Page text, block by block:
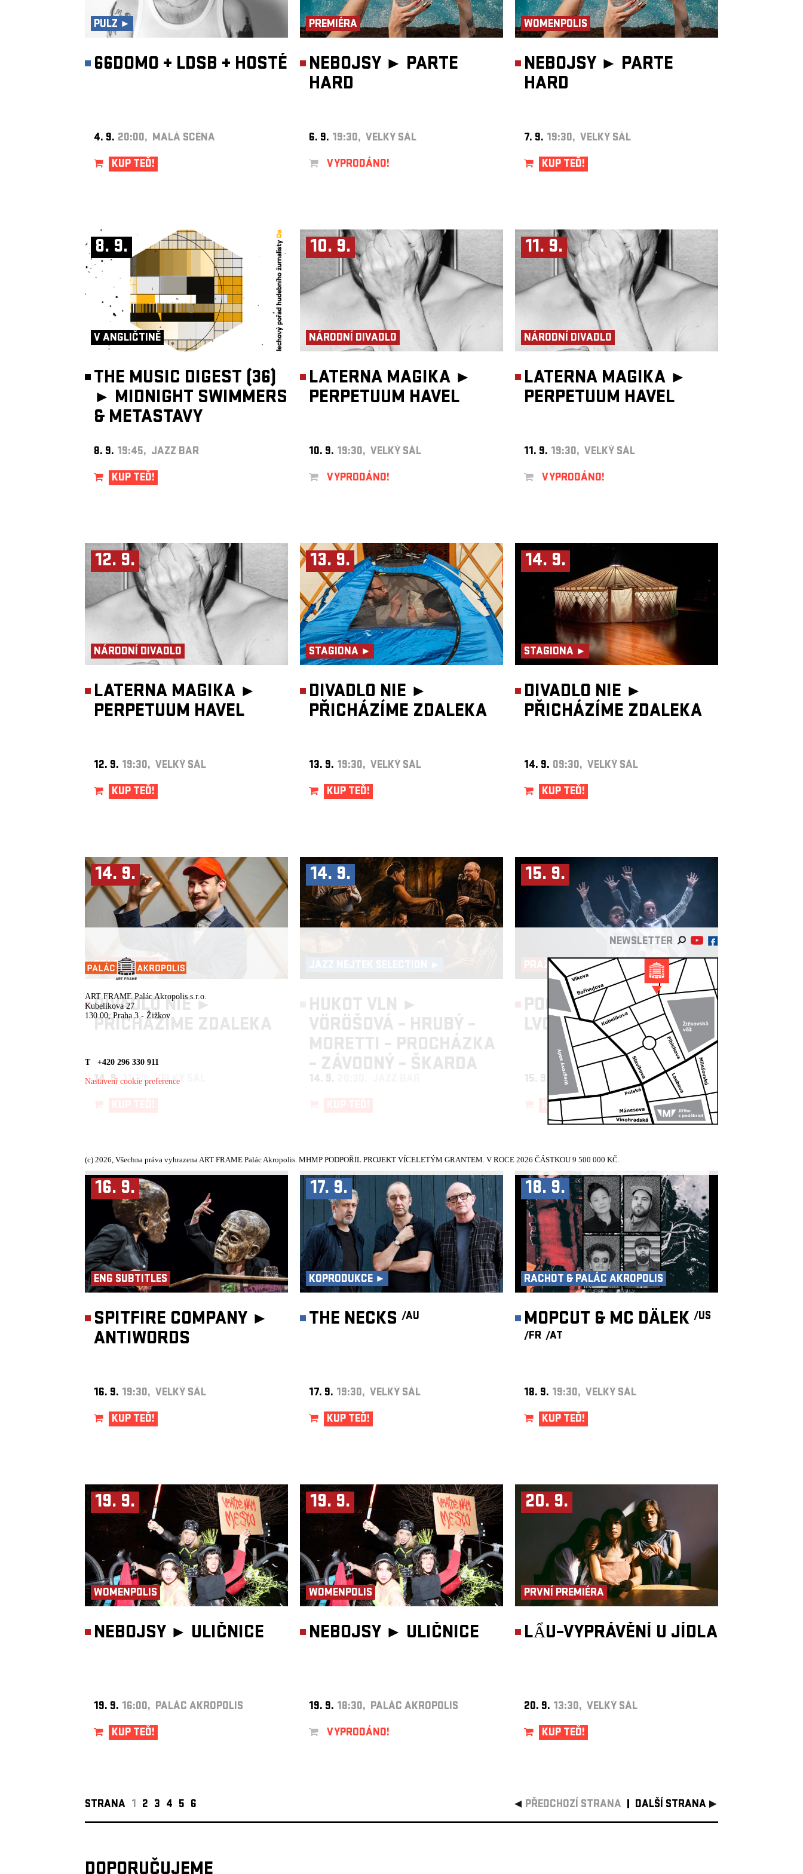
PULZ ►
66DOMO + LDSB + HOSTÉ
4. 9. 20:00, MALÁ SCÉNA
KUP TEĎ!
PREMIÉRA
NEBOJSY ► PARTE
HARD
6. 9. 19:30, VELKÝ SÁL
VYPRODÁNO!
WOMENPOLIS
NEBOJSY ► PARTE
HARD
7. 9. 19:30, VELKÝ SÁL
KUP TEĎ!
8. 9.
V ANGLIČTINĚ
THE MUSIC DIGEST (36)
► MIDNIGHT SWIMMERS
& METASTAVY
8. 9. 19:45, JAZZ BAR
KUP TEĎ!
10. 9.
NÁRODNÍ DIVADLO
LATERNA MAGIKA ►
PERPETUUM HAVEL
10. 9. 19:30, VELKÝ SÁL
VYPRODÁNO!
11. 9.
NÁRODNÍ DIVADLO
LATERNA MAGIKA ►
PERPETUUM HAVEL
11. 9. 19:30, VELKÝ SÁL
VYPRODÁNO!
12. 9.
NÁRODNÍ DIVADLO
LATERNA MAGIKA ►
PERPETUUM HAVEL
12. 9. 19:30, VELKÝ SÁL
KUP TEĎ!
13. 9.
STAGIONA ►
DIVADLO NIE ►
PŘICHÁZÍME ZDALEKA
13. 9. 19:30, VELKÝ SÁL
KUP TEĎ!
14. 9.
STAGIONA ►
DIVADLO NIE ►
PŘICHÁZÍME ZDALEKA
14. 9. 09:30, VELKÝ SÁL
KUP TEĎ!
14. 9.
STAGIONA ►
DIVADLO NIE ►
PŘICHÁZÍME ZDALEKA
14. 9. 11:30, VELKÝ SÁL
14. 9.
HUKOT VLN ►
VÖRÖŠOVÁ – HRUBÝ –
MORETTI – PROCHÁZKA
– ZÁVODNÝ – ŠKARDA
14. 9.
15. 9.
PRAŽSKÁ DERINERA
POCKETART ►JÁMA
LVOVÁ
15. 9.
19:30, VELKÝ SÁL
KUP TEĎ!
16. 9.
ENG SUBTITLES
SPITFIRE COMPANY ►
ANTIWORDS
16. 9. 19:30, VELKÝ SÁL
KUP TEĎ!
17. 9.
KOPRODUKCE ►
THE NECKS /AU
17. 9. 19:30, VELKÝ SÁL
KUP TEĎ!
18. 9.
RACHOT & PALÁC AKROPOLIS
MOPCUT & MC DÄLEK /US
/FR /AT
18. 9. 19:30, VELKÝ SÁL
KUP TEĎ!
19. 9.
WOMENPOLIS
NEBOJSY ► ULIČNICE
19. 9. 16:00, PALÁC AKROPOLIS
KUP TEĎ!
19. 9.
WOMENPOLIS
NEBOJSY ► ULIČNICE
19. 9. 18:30, PALÁC AKROPOLIS
VYPRODÁNO!
20. 9.
PRVNÍ PREMIÉRA
LẨU–VYPRÁVĚNÍ U JÍDLA
20. 9. 13:30, VELKÝ SÁL
KUP TEĎ!
STRANA 1 2 3 4 5 6 PŘEDCHOZÍ STRANA DALŠÍ STRANA
NEWSLETTER
ART FRAME Palác Akropolis s.r.o.
Kubelíkova 27
130 00, Praha 3 - Žižkov
T +420 296 330 911
Nastavení cookie preference
(c) 2026, Všechna práva vyhrazena ART FRAME Palác Akropolis. MHMP PODPOŘIL PROJEKT VÍCELETÝM GRANTEM. V ROCE 2026 ČÁSTKOU 9 500 000 KČ.